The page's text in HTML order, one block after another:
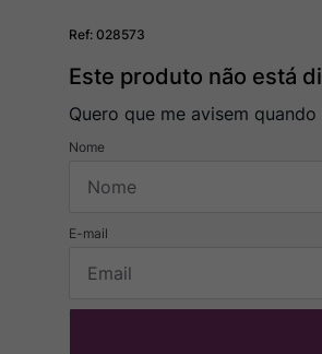
Ref:028573
Este produto não está
Quero que me avisem